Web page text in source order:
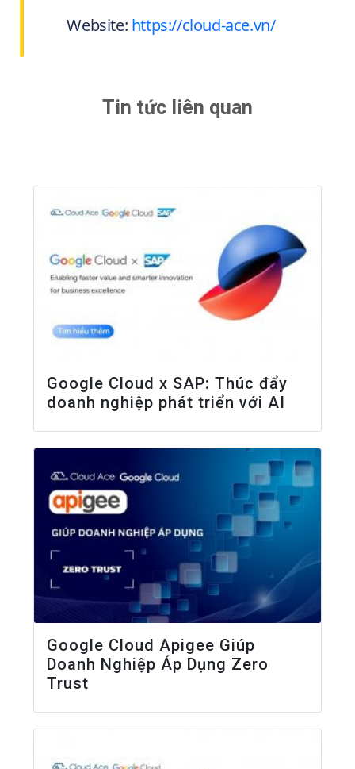
Website: https://cloud-ace.vn/
Tin tức liên quan
Google Cloud x SAP: Thúc đẩy
doanh nghiệp phát triển với AI
Google Cloud Apigee Giúp
Doanh Nghiệp Áp Dụng Zero
Trust